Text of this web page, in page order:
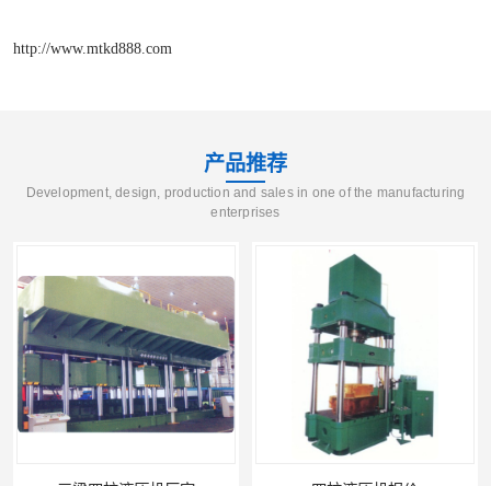
http://www.mtkd888.com
产品推荐
Development, design, production and sales in one of the manufacturing
enterprises